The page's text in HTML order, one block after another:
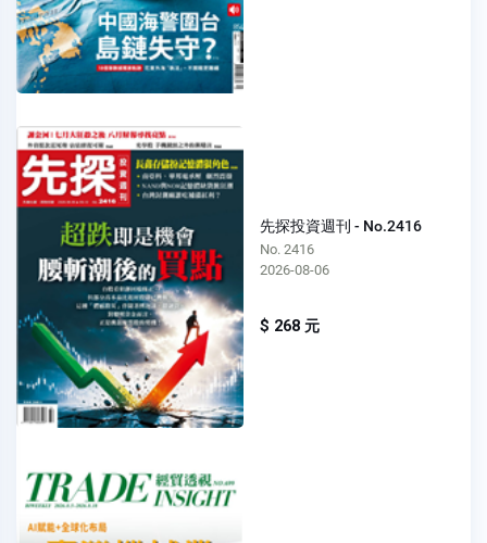
先探投資週刊 - No.2416
No. 2416
2026-08-06
$ 268 元